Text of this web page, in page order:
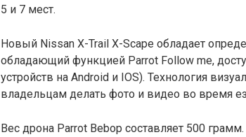
5 и 7 мест.
Новый Nissan X-Trail X-Scape обладает
обладающий функцией Parrot Follow me,
устройств на Android и IOS). Технология
владельцам делать фото и видео во время
Вес дрона Parrot Bebop составляет 500